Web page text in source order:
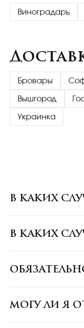
Виноградарь
Бровары
Вышгород
Украинка
В КАКИХ
В КАКИХ
МОГУ ЛИ Я